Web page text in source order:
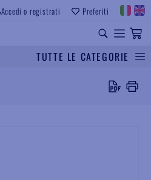
Accedi o registrati Preferiti
TUTTE LE CATEGORIE